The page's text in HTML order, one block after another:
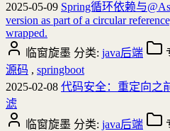
2025-05-09 Spring循环依赖与
version as part of a circular
wrapped.
临窗旋墨 分类: java后端
源码 , springboot
2025-02-08 代码安全：重定向之
滤
临窗旋墨 分类: java后端